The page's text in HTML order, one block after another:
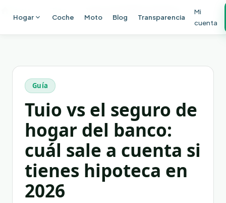
Hogar Coche Moto Blog Transparencia
Mi
cuenta
Guía
Tuio vs el seguro de
hogar del banco:
cuál sale a cuenta si
tienes hipoteca en
2026